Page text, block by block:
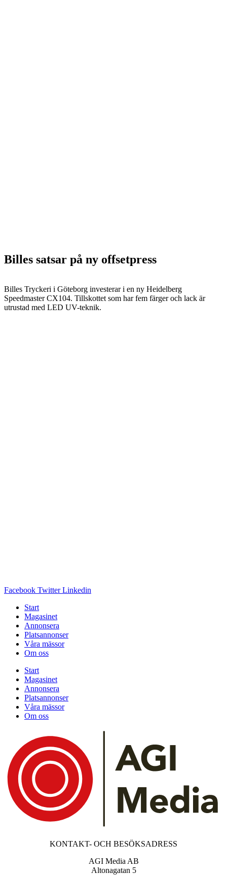
Billes satsar på ny offsetpress
Billes Tryckeri i Göteborg investerar i en ny Heidelberg
Speedmaster CX104. Tillskottet som har fem färger och lack är
utrustad med LED UV-teknik.
Facebook Twitter Linkedin
Start
Magasinet
Annonsera
Platsannonser
Våra mässor
Om oss
Start
Magasinet
Annonsera
Platsannonser
Våra mässor
Om oss
KONTAKT- OCH BESÖKSADRESS
AGI Media AB
Altonagatan 5